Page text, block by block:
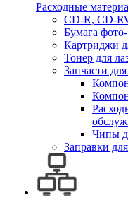
Расходные
CD-R, CD-
Бумага
Картриджи
Тонер для
Запчасти
Чипы
Заправки